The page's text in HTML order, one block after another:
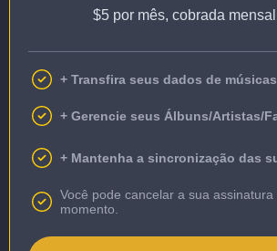
$5 por mês, cobrada
+ Transfira seus dados de
+ Gerencie seus Álbuns/Artistas/
+ Mantenha a sincronização das
Você pode cancelar a sua
momento.